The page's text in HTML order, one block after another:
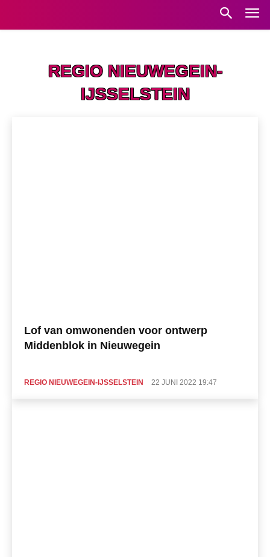
REGIO NIEUWEGEIN-
IJSSELSTEIN
Lof van omwonenden voor ontwerp
Middenblok in Nieuwegein
REGIO NIEUWEGEIN-IJSSELSTEIN 22 JUNI 2022 19:47